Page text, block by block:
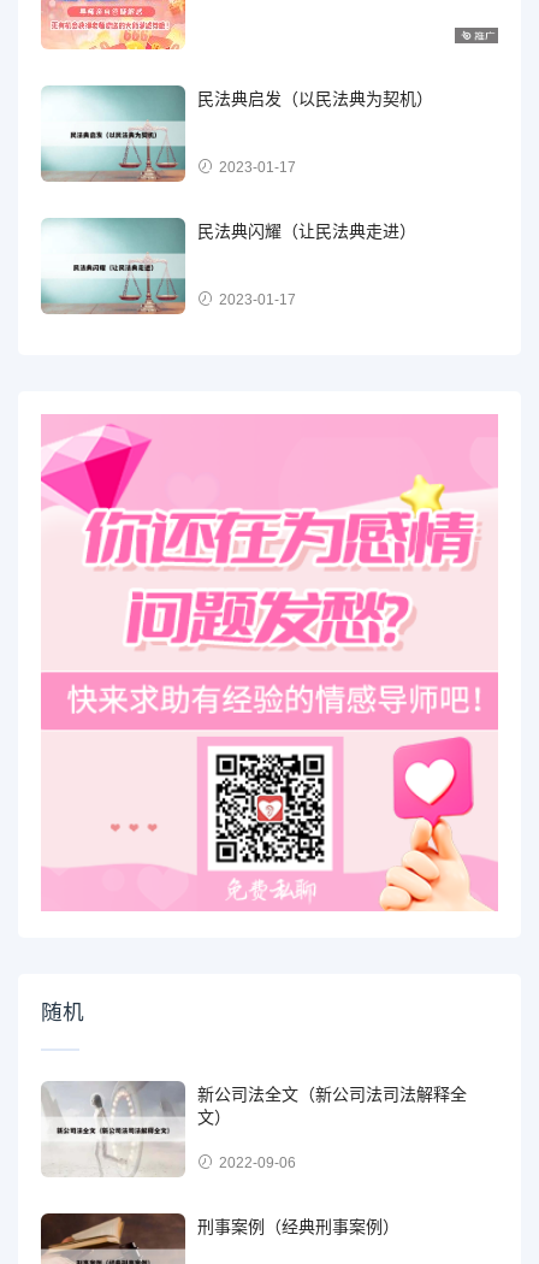
民法典启发（以民法典为契机）
2023-01-17
民法典闪耀（让民法典走进）
2023-01-17
随机
新公司法全文（新公司法司法解释全
文）
2022-09-06
刑事案例（经典刑事案例）